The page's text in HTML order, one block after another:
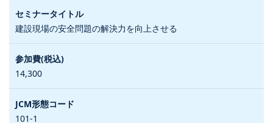
建設現場の安全問題の解決力を向上させる
14,300
101-1